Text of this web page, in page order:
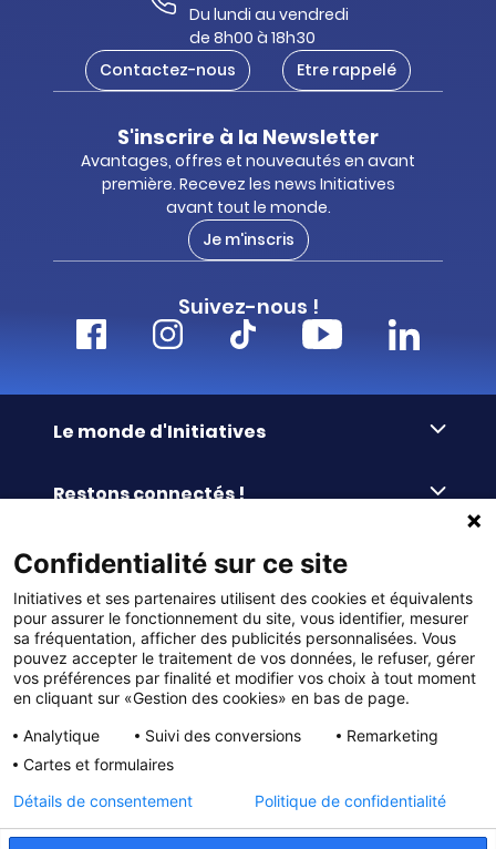
Du lundi au vendredi
de 8h00 à 18h30
Contactez-nous
Etre rappelé
S'inscrire à la Newsletter
Avantages, offres et nouveautés en avant
première. Recevez les news Initiatives
avant tout le monde.
Je m'inscris
Suivez-nous !
Le monde d'Initiatives
Le Fond’Actions Initiatives
Enquête de satisfaction
Restons connectés !
Le blog
La newsletter
Commander facilement
Commande par référence
Catalogues à télécharger
Panier
La livraison
Le paiement
Services & FAQ
Reprise des invendus
Paiement différé sans frais
100% Satisfait ou Remboursé
Le service Après-Vente
Liens pratiques
© DMP Initiatives 10 avenue Georges Auric - 72021
LE MANS CEDEX 2
Initiatives est le spécialiste français des solutions de
collecte de fonds pour les établissements scolaires
primaires, maternelles, aux collèges et lycées, aux
FSE, coopératives scolaires), aux BTS, aux IUT, aux MFR,
Confidentialité sur ce site
Initiatives et ses partenaires utilisent des cookies et équivalents
pour assurer le fonctionnement du site, vous identifier, mesurer
sa fréquentation, afficher des publicités personnalisées. Vous
pouvez accepter le traitement de vos données, le refuser, gérer
vos préférences par finalité et modifier vos choix à tout moment
en cliquant sur «Gestion des cookies» en bas de page.
Analytique
Suivi des conversions
Remarketing
Cartes et formulaires
Détails de consentement Politique de confidentialité